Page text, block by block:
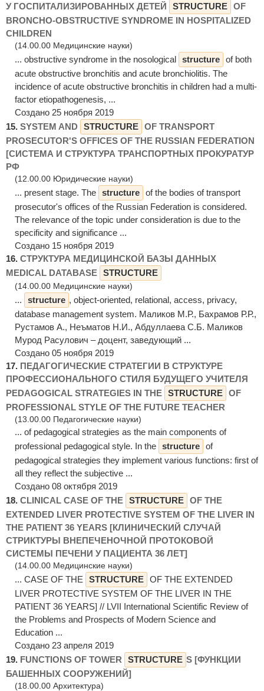
У ГОСПИТАЛИЗИРОВАННЫХ ДЕТЕЙ
STRUCTURE OF
BRONCHO-OBSTRUCTIVE SYNDROME IN HOSPITALIZED
CHILDREN
(14.00.00 Медицинские науки)
... obstructive syndrome in the nosological structure of both
acute obstructive bronchitis and acute bronchiolitis. The
incidence of acute obstructive bronchitis in children had a multi-
factor etiopathogenesis, ...
Создано 25 ноября 2019
15. SYSTEM AND STRUCTURE OF TRANSPORT
PROSECUTOR'S OFFICES OF THE RUSSIAN FEDERATION
[СИСТЕМА И СТРУКТУРА ТРАНСПОРТНЫХ ПРОКУРАТУР
РФ
(12.00.00 Юридические науки)
... present stage. The structure of the bodies of transport
prosecutor's offices of the Russian Federation is considered.
The relevance of the topic under consideration is due to the
specificity and significance ...
Создано 15 ноября 2019
16. СТРУКТУРА МЕДИЦИНСКОЙ БАЗЫ ДАННЫХ
MEDICAL DATABASE STRUCTURE
(14.00.00 Медицинские науки)
... structure , object-oriented, relational, access, privacy,
database management system. Маликов М.Р., Бахрамов Р.Р.,
Рустамов А., Неъматов Н.И., Абдуллаева С.Б. Маликов
Мурод Расулович – доцент, заведующий ...
Создано 05 ноября 2019
17. ПЕДАГОГИЧЕСКИЕ СТРАТЕГИИ В СТРУКТУРЕ
ПРОФЕССИОНАЛЬНОГО СТИЛЯ БУДУЩЕГО УЧИТЕЛЯ
PEDAGOGICAL STRATEGIES IN THE STRUCTURE OF
PROFESSIONAL STYLE OF THE FUTURE TEACHER
(13.00.00 Педагогические науки)
... of pedagogical strategies as the main components of
professional pedagogical style. In the structure of
pedagogical strategies they implement various functions: first of
all they reflect the subjective ...
Создано 08 октября 2019
18. CLINICAL CASE OF THE STRUCTURE OF THE
EXTENDED LIVER PROTECTIVE SYSTEM OF THE LIVER IN
THE PATIENT 36 YEARS [КЛИНИЧЕСКИЙ СЛУЧАЙ
СТРИКТУРЫ ВНЕПЕЧЕНОЧНОЙ ПРОТОКОВОЙ
СИСТЕМЫ ПЕЧЕНИ У ПАЦИЕНТА 36 ЛЕТ]
(14.00.00 Медицинские науки)
... CASE OF THE STRUCTURE OF THE EXTENDED
LIVER PROTECTIVE SYSTEM OF THE LIVER IN THE
PATIENT 36 YEARS] // LVII International Scientific Review of
the Problems and Prospects of Modern Science and
Education ...
Создано 23 апреля 2019
19. FUNCTIONS OF TOWER STRUCTURE S [ФУНКЦИИ
БАШЕННЫХ СООРУЖЕНИЙ]
(18.00.00 Архитектура)